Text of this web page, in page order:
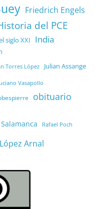
Friedrich Engels
del PCE
siglo XXI India
Torres López Julian Assange
Vasapollo
obituario
Rafael Poch
Arnal